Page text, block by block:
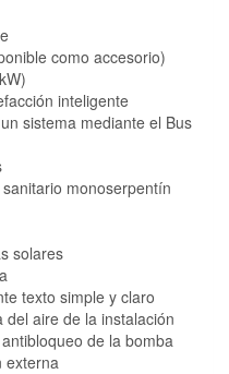
como accesorio)
inteligente
sistema mediante el Bus
monoserpentín
solares
texto simple y claro
aire de la instalación
de la bomba
externa